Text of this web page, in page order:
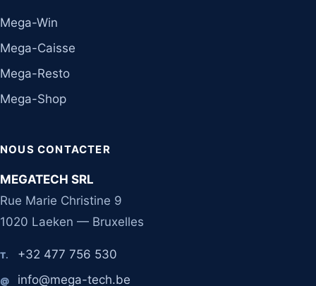
Mega-Win
Mega-Caisse
Mega-Resto
Mega-Shop
NOUS CONTACTER
MEGATECH SRL
Rue Marie Christine 9
1020 Laeken — Bruxelles
T. +32 477 756 530
@ info@mega-tech.be